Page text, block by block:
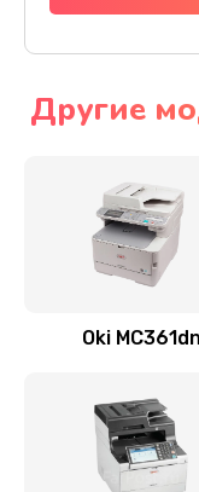
Другие
Oki MC361dn